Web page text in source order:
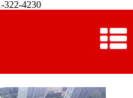
4230